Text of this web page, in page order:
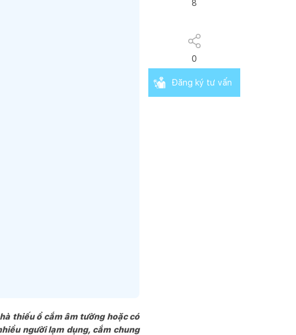
thiếu ổ cắm âm tường hoặc có
người lạm dụng, cắm chung
8
0
Đăng ký tư vấn